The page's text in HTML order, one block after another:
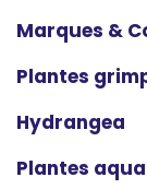
Marques &
Plantes
Hydrangea
Plantes